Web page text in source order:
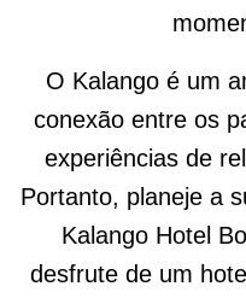
O Kalango é um
conexão entre os
experiências de
Portanto, planeje a
Kalango Hotel
desfrute de um